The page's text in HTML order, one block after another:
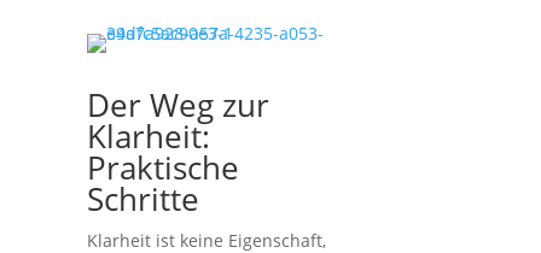
Der Weg zur
Klarheit:
Praktische
Schritte
Klarheit ist keine Eigenschaft,